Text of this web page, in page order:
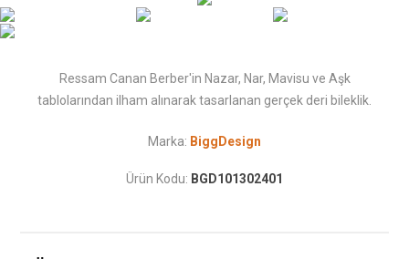
Ressam Canan Berber'in Nazar, Nar, Mavisu ve Aşk
tablolarından ilham alınarak tasarlanan gerçek deri bileklik.
Marka: BiggDesign
Ürün Kodu: BGD101302401